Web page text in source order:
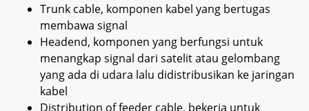
Trunk cable, komponen kabel yang bertugas
membawa signal
Headend, komponen yang berfungsi untuk
menangkap signal dari satelit atau gelombang
yang ada di udara lalu didistribusikan ke jaringan
kabel
Distribution of feeder cable, bekerja untuk